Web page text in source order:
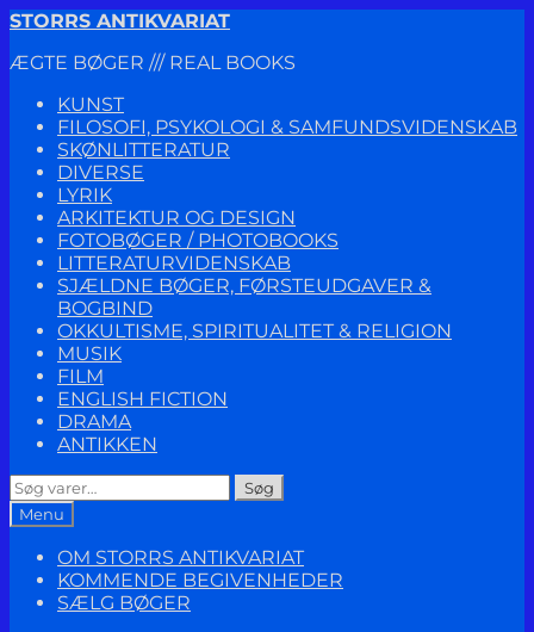
Spring
navigation
Spring
indhold
STORRS ANTIKVARIAT
ÆGTE BØGER /// REAL BOOKS
KUNST
FILOSOFI, PSYKOLOGI & SAMFUNDSVIDENSKAB
SKØNLITTERATUR
DIVERSE
LYRIK
ARKITEKTUR OG DESIGN
FOTOBØGER / PHOTOBOOKS
LITTERATURVIDENSKAB
SJÆLDNE BØGER, FØRSTEUDGAVER &
BOGBIND
OKKULTISME, SPIRITUALITET & RELIGION
MUSIK
FILM
ENGLISH FICTION
DRAMA
ANTIKKEN
Søg
efter:
Søg
Menu
OM STORRS ANTIKVARIAT
KOMMENDE BEGIVENHEDER
SÆLG BØGER